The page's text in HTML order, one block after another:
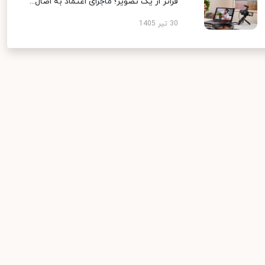
30 تیر 1405